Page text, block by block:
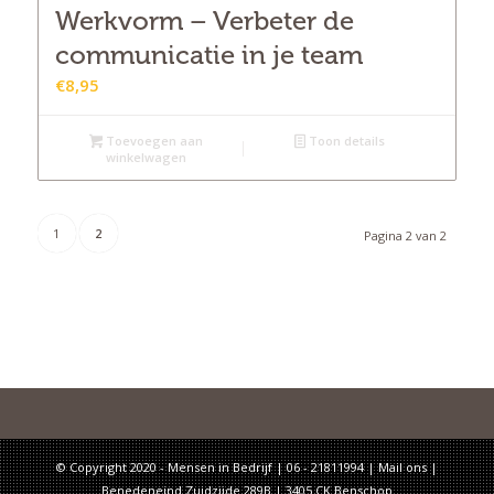
Werkvorm – Verbeter de
communicatie in je team
€8,95
Toevoegen aan
winkelwagen
Toon details
Pagina 2 van 2
1 2
© Copyright 2020 - Mensen in Bedrijf | 06 - 21811994 |Mail ons|
Benedeneind Zuidzijde 289B | 3405 CK Benschop